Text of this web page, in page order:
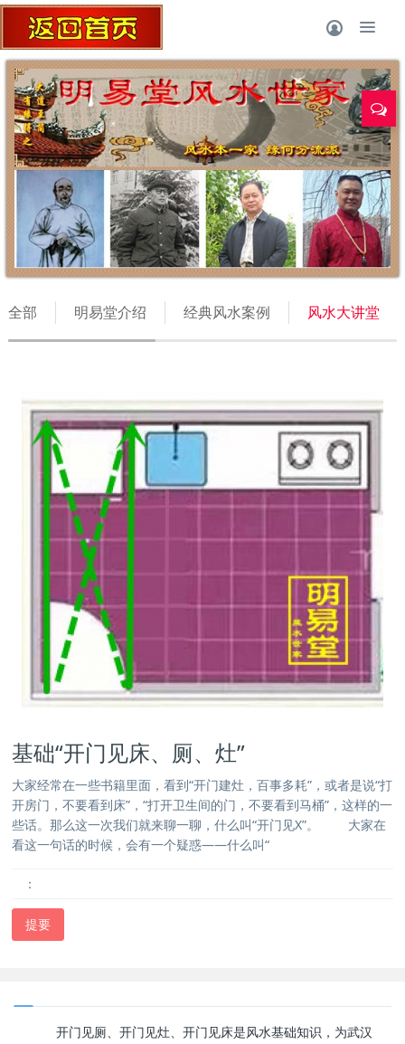
全部 明易堂介绍 经典风水案例 风水大讲堂
基础“开门见床、厕、灶”
大家经常在一些书籍里面，看到“开门建灶，百事多耗”，或者是说“打
开房门，不要看到床”，“打开卫生间的门，不要看到马桶”，这样的一
些话。那么这一次我们就来聊一聊，什么叫“开门见X”。 大家在
看这一句话的时候，会有一个疑惑——什么叫“
：
提要
开门见厕、开门见灶、开门见床是风水基础知识，为武汉